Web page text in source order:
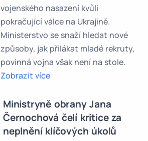
vojenského nasazení kvůli
pokračující válce na Ukrajině.
Ministerstvo se snaží hledat nové
způsoby, jak přilákat mladé rekruty,
povinná vojna však není na stole.
Zobrazit více
Ministryně obrany Jana
Černochová čelí kritice za
neplnění klíčových úkolů